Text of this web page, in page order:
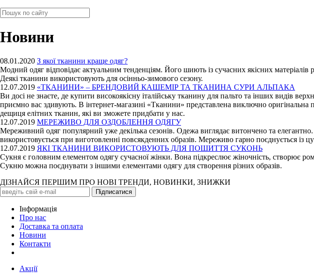
Новини
08.01.2020 З якої тканини краще одяг?
Модний одяг відповідає актуальним тенденціям. Його шиють із сучасних якісних
Деякі тканини використовують для осінньо-зимового сезону.
12.07.2019 «ТКАНИНИ» – БРЕНДОВИЙ КАШЕМІР ТА ТКАНИНА СУРИ АЛЬПАКА
Ви досі не знаєте, де купити високоякісну італійську тканину для пальто та інших видів
приємно вас здивують. В інтернет-магазині «Тканини» представлена виключно
дещиця елітних тканин, які ви зможете придбати у нас.
12.07.2019 МЕРЕЖИВО ДЛЯ ОЗДОБЛЕННЯ ОДЯГУ
Мереживний одяг популярний уже декілька сезонів. Одежа виглядає витончено та
використовується при виготовленні повсякденних образів. Мереживо гарно поєднується
12.07.2019 ЯКІ ТКАНИНИ ВИКОРИСТОВУЮТЬ ДЛЯ ПОШИТТЯ СУКОНЬ
Сукня є головним елементом одягу сучасної жінки. Вона підкреслює жіночність, створює
Сукню можна поєднувати з іншими елементами одягу для створення різних образів.
ДІЗНАЙСЯ ПЕРШИМ ПРО НОВІ ТРЕНДИ, НОВИНКИ, ЗНИЖКИ
Iнформація
Про нас
Доставка та оплата
Новини
Контакти
Акції